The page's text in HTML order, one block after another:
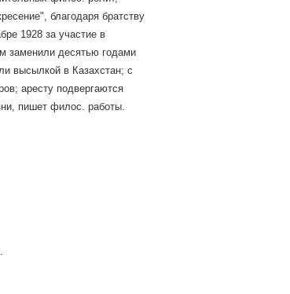
благодаря братству
1928 за участие в
заменили десятью годами
высылкой в Казахстан; с
аресту подвергаются
пишет филос. работы.